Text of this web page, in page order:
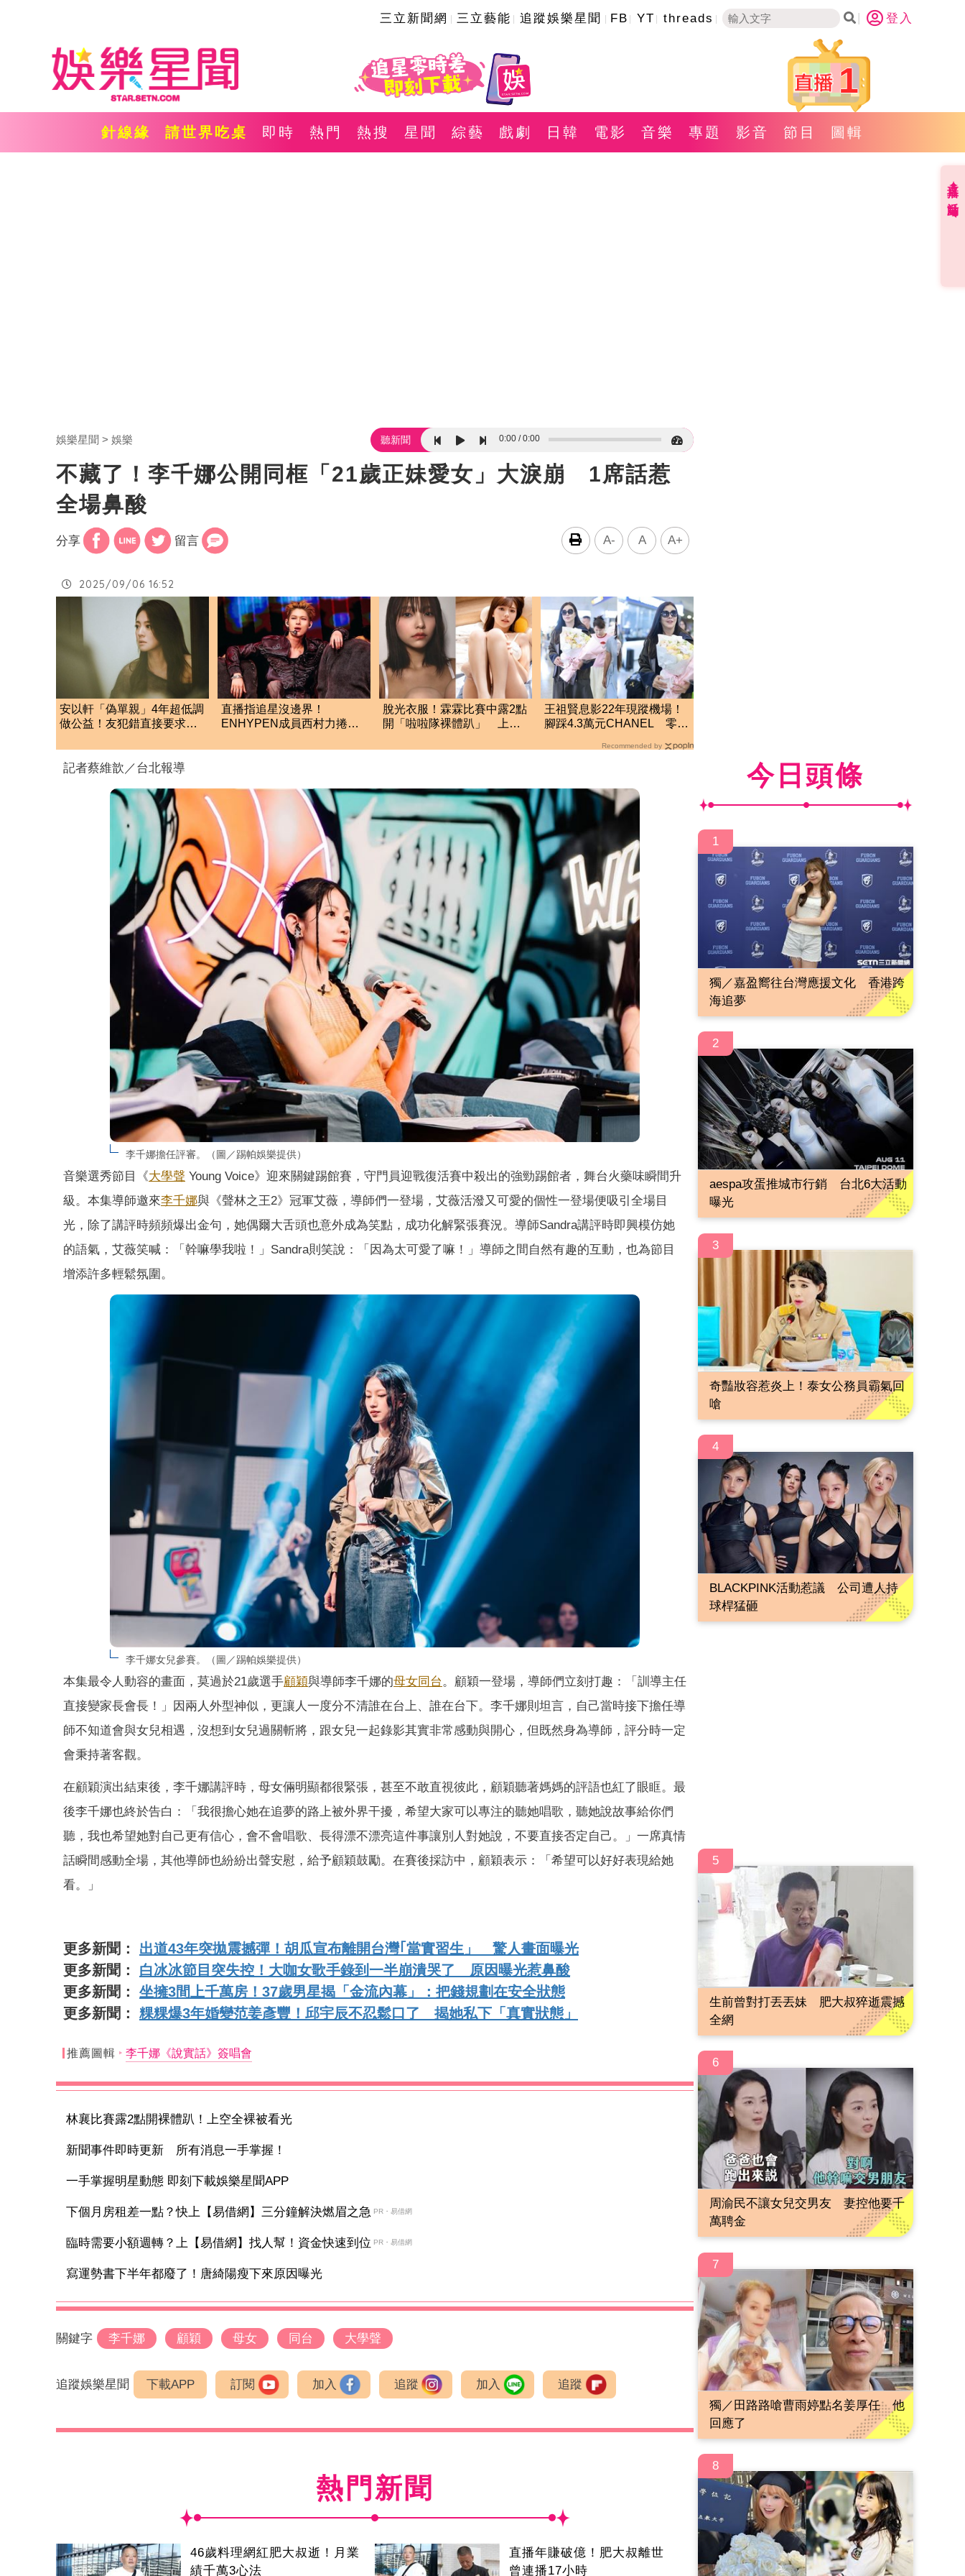
三立新聞網 三立藝能 追蹤娛樂星聞 FB YT threads 登入
1
針線緣 請世界吃桌 即時 熱門 熱搜 星聞 綜藝 戲劇 日韓 電影 音樂 專題 影音 節目 圖輯
娛樂星聞 娛樂 聽新聞 0:00 0:00
不藏了！李千娜公開同框「21歲正妹愛女」大淚崩 1席話惹
全場鼻酸
分享 留言 A- A A+
2025/09/06 16:52
安以軒「偽單親」4年超低調
做公益！友犯錯直接要求：
直播指追星沒邊界！
ENHYPEN成員西村力捲輕
絲
脫光衣服！霖霖比賽中露2點
開「啦啦隊裸體趴」 上空
王祖賢息影22年現蹤機場！
腳踩4.3萬元CHANEL 零修
Recommended by
記者蔡維歆／台北報導
李千娜擔任評審。（圖／踢帕娛樂提供）
音樂選秀節目《大學聲 Young Voice》迎來關鍵踢館賽，守門員迎戰復活賽中殺出的強勁踢館者，舞台火藥味瞬間升
級。本集導師邀來李千娜與《聲林之王2》冠軍艾薇，導師們一登場，艾薇活潑又可愛的個性一登場便吸引全場目
光，除了講評時頻頻爆出金句，她偶爾大舌頭也意外成為笑點，成功化解緊張賽況。導師Sandra講評時即興模仿她
的語氣，艾薇笑喊：「幹嘛學我啦！」Sandra則笑說：「因為太可愛了嘛！」導師之間自然有趣的互動，也為節目
增添許多輕鬆氛圍。
李千娜女兒參賽。（圖／踢帕娛樂提供）
本集最令人動容的畫面，莫過於21歲選手顧穎與導師李千娜的母女 同台。顧穎一登場，導師們立刻打趣：「訓導主任
直接變家長會長！」因兩人外型神似，更讓人一度分不清誰在台上、誰在台下。李千娜則坦言，自己當時接下擔任導
師不知道會與女兒相遇，沒想到女兒過關斬將，跟女兒一起錄影其實非常感動與開心，但既然身為導師，評分時一定
會秉持著客觀。
在顧穎演出結束後，李千娜講評時，母女倆明顯都很緊張，甚至不敢直視彼此，顧穎聽著媽媽的評語也紅了眼眶。最
後李千娜也終於告白：「我很擔心她在追夢的路上被外界干擾，希望大家可以專注的聽她唱歌，聽她說故事給你們
聽，我也希望她對自己更有信心，會不會唱歌、長得漂不漂亮這件事讓別人對她說，不要直接否定自己。」一席真情
話瞬間感動全場，其他導師也紛紛出聲安慰，給予顧穎鼓勵。在賽後採訪中，顧穎表示：「希望可以好好表現給她
看。」
更多新聞： 出道43年突拋震撼彈！胡瓜宣布離開台灣｢當實習生」 驚人畫面曝光
更多新聞： 白冰冰節目突失控！大咖女歌手錄到一半崩潰哭了 原因曝光惹鼻酸
更多新聞： 坐擁3間上千萬房！37歲男星揭「金流內幕」：把錢規劃在安全狀態
更多新聞： 粿粿爆3年婚變范姜彥豐！邱宇辰不忍鬆口了 揭她私下「真實狀態」
推薦圖輯 李千娜《說實話》簽唱會
林襄比賽露2點開裸體趴！上空全裸被看光
新聞事件即時更新 所有消息一手掌握！
一手掌握明星動態 即刻下載娛樂星聞APP
下個月房租差一點？快上【易借網】三分鐘解決燃眉之急 PR・易借網
臨時需要小額週轉？上【易借網】找人幫！資金快速到位 PR・易借網
寫運勢書下半年都廢了！唐綺陽瘦下來原因曝光
關鍵字 李千娜 顧穎 母女 同台 大學聲
追蹤娛樂星聞 下載APP 訂閱 加入 追蹤 加入 追蹤
熱門新聞
46歲料理網紅肥大叔逝！月業
績千萬3心法
直播年賺破億！肥大叔離世
曾連播17小時
今日頭條
1
獨／嘉盈嚮往台灣應援文化 香港跨
海追夢
2
aespa攻蛋推城市行銷 台北6大活動
曝光
3
奇豔妝容惹炎上！泰女公務員霸氣回
嗆
4
BLACKPINK活動惹議 公司遭人持
球桿猛砸
5
生前曾對打丟丟妹 肥大叔猝逝震撼
全網
6
周渝民不讓女兒交男友 妻控他要千
萬聘金
7
獨／田路路嗆曹雨婷點名姜厚任 他
回應了
8
直播✦活動